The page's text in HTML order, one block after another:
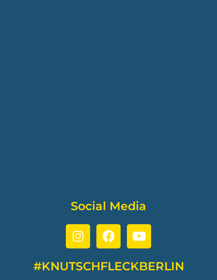
Social Media
#KNUTSCHFLECKBERLIN